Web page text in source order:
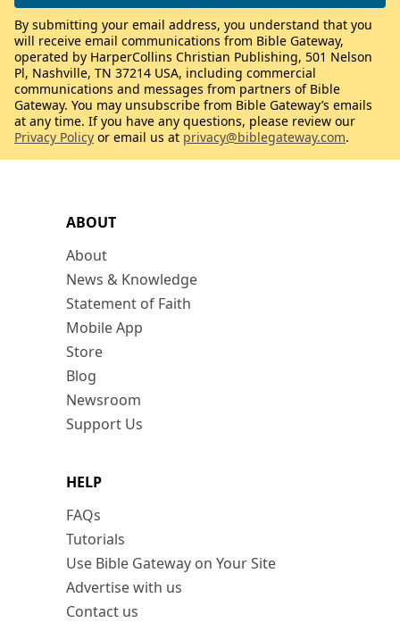
ABOUT
About
News & Knowledge
Statement of Faith
Mobile App
Store
Blog
Newsroom
Support Us
HELP
FAQs
Tutorials
Use Bible Gateway on Your Site
Advertise with us
Contact us
By submitting your email address, you understand that you
will receive email communications from Bible Gateway,
operated by HarperCollins Christian Publishing, 501 Nelson
Pl, Nashville, TN 37214 USA, including commercial
communications and messages from partners of Bible
Gateway. You may unsubscribe from Bible Gateway’s emails
at any time. If you have any questions, please review our
Privacy Policy or email us at privacy@biblegateway.com.